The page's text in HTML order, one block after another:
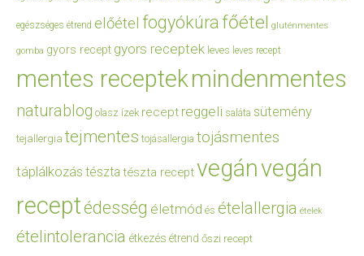
egészséges étrend előétel fogyókúrafőétel gluténmentes
gomba gyors recept gyors receptek leves leves recept
mentes receptekmindenmentes
naturablog olasz ízek recept reggeli saláta sütemény
tejallergia tejmentes tojásallergia tojásmentes
táplálkozás tészta tészta receptvegánvegán
receptédesség életmód és ételallergia ételek
ételintolerancia étkezés étrend őszi recept